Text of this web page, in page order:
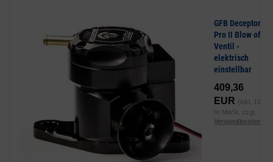
GFB Deceptor
Pro II Blow off
Ventil -
elektrisch
einstellbar
409,36
EUR (inkl. 19
% MwSt. zzgl.
Versandkosten